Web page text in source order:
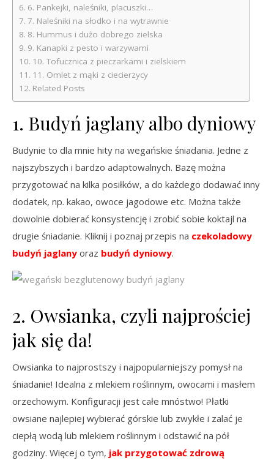
6. Pankejki, naleśniki, placuszki…
7. Naleśniki na słodko i na wytrawnie
8. Hummus i dużo dobrego zielska
9. Kanapki z pesto i warzywami
10. Tofucznica z pieczarkami i zielskiem
11. Omlet z mąki z ciecierzycy
Related Posts
1. Budyń jaglany albo dyniowy
Budynie to dla mnie hity na wegańskie śniadania. Jedne z
najszybszych i bardzo adaptowalnych. Bazę można
przygotować na kilka posiłków, a do każdego dodawać inny
dodatek, np. kakao, owoce jagodowe etc. Można także
dowolnie dobierać konsystencję i zrobić sobie koktajl na
drugie śniadanie. Kliknij i poznaj przepis na czekoladowy
budyń jaglany oraz budyń dyniowy.
2. Owsianka, czyli najprościej
jak się da!
Owsianka to najprostszy i najpopularniejszy pomysł na
śniadanie! Idealna z mlekiem roślinnym, owocami i masłem
orzechowym. Konfiguracji jest całe mnóstwo! Płatki
owsiane najlepiej wybierać górskie lub zwykłe i zalać je
ciepłą wodą lub mlekiem roślinnym i odstawić na pół
godziny. Więcej o tym, jak przygotować zdrową